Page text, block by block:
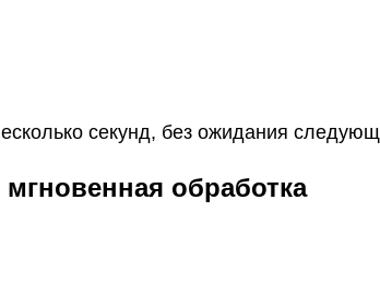
секунд, без ожидания
обработка